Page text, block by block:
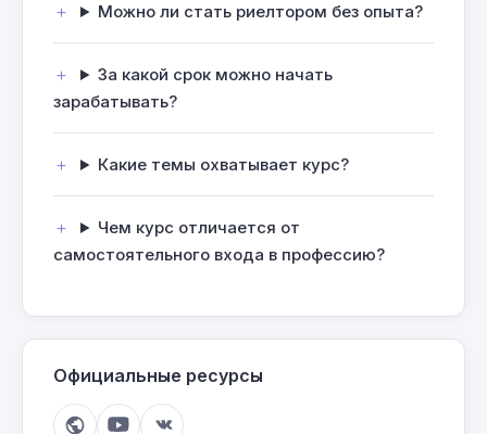
Можно ли стать риелтором без опыта?
За какой срок можно начать
зарабатывать?
Какие темы охватывает курс?
Чем курс отличается от
самостоятельного входа в профессию?
Официальные ресурсы